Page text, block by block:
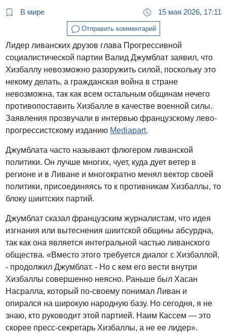
В мире 15 мая 2026, 17:11
Отправить комментарий
Лидер ливанских друзов глава Прогрессивной
социалистической партии Валид Джумблат заявил, что
Хизбаллу невозможно разоружить силой, поскольку это
некому делать, а гражданская война в стране
невозможна, так как всем остальным общинам нечего
противопоставить Хизбалле в качестве военной силы.
Заявления прозвучали в интервью французскому лево-
прогрессистскому изданию Mediapart.
Джумблата часто называют флюгером ливанской
политики. Он лучше многих, чует, куда дует ветер в
регионе и в Ливане и многократно менял вектор своей
политики, присоединяясь то к противникам Хизбаллы, то
блоку шиитских партий.
Джумблат сказал французским журналистам, что идея
изгнания или вытеснения шиитской общины абсурдна,
так как она является интегральной частью ливанского
общества. «Вместо этого требуется диалог с Хизбаллой,
- продолжил Джумблат. - Но с кем его вести внутри
Хизбаллы совершенно неясно. Раньше был Хасан
Насралла, который по-своему понимал Ливан и
опирался на широкую народную базу. Но сегодня, я не
знаю, кто руководит этой партией. Наим Кассем — это
скорее пресс-секретарь Хизбаллы, а не ее лидер».